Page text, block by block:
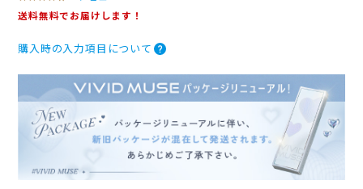
.
t
r
a
t
i
送料無料でお届けします！
購入時の入力項目について